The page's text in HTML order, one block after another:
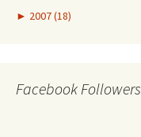
► 2007 (18)
Facebook Followers